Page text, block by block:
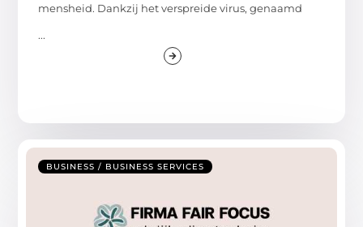
mensheid. Dankzij het verspreide virus, genaamd
...
BUSINESS / BUSINESS SERVICES